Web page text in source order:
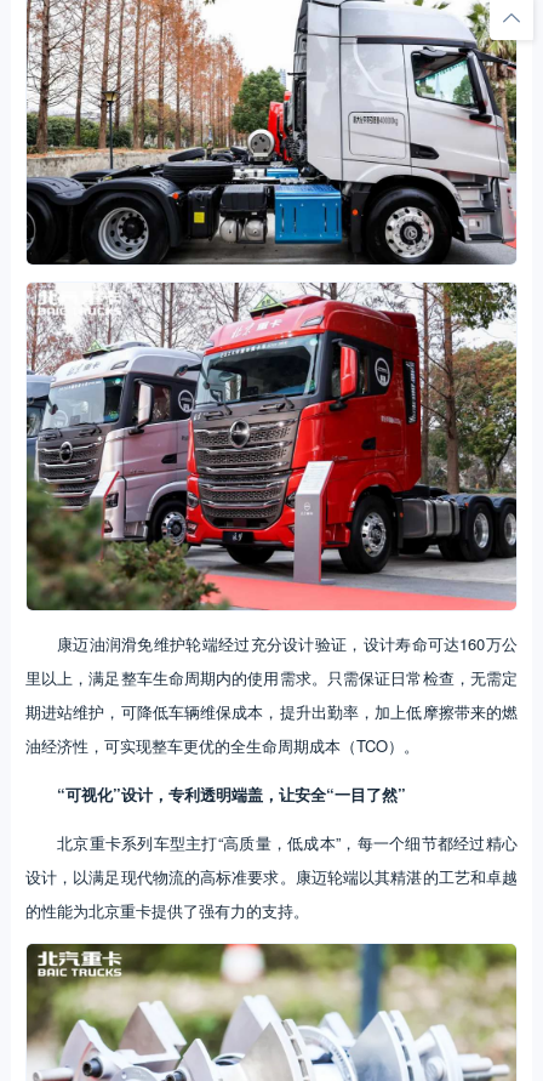
康迈油润滑免维护轮端经过充分设计验证，设计寿命可达160万公
里以上，满足整车生命周期内的使用需求。只需保证日常检查，无需定
期进站维护，可降低车辆维保成本，提升出勤率，加上低摩擦带来的燃
油经济性，可实现整车更优的全生命周期成本（TCO）。
“可视化”设计， 专利透明端盖，让安全“一目了然”
北京重卡系列车型主打“高质量，低成本”，每一个细节都经过精心
设计，以满足现代物流的高标准要求。康迈轮端以其精湛的工艺和卓越
的性能为北京重卡提供了强有力的支持。